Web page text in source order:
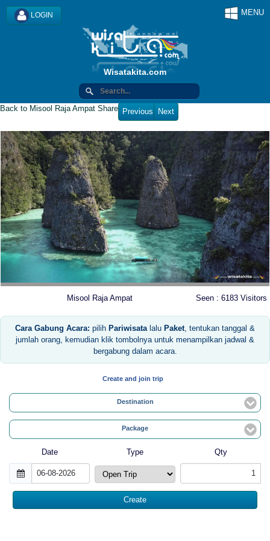
MENU
LOGIN
Wisatakita.com
Back to Misool Raja Ampat Share Previous Next
Misool Raja Ampat Seen : 6183 Visitors
Cara Gabung Acara: pilih Pariwisata lalu Paket , tentukan tanggal &
jumlah orang, kemudian klik tombolnya untuk menampilkan jadwal &
bergabung dalam acara.
Create and join trip
Destination
Package
Date Type Qty